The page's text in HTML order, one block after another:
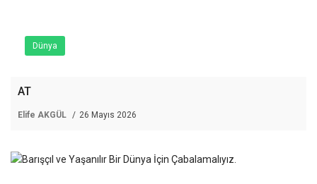
Dünya
AT
Elife AKGÜL 26 Mayıs 2026